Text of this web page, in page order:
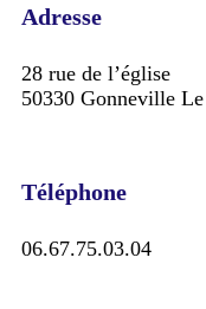
Adresse
28 rue de l’église
50330 Gonneville
Téléphone
06.67.75.03.04